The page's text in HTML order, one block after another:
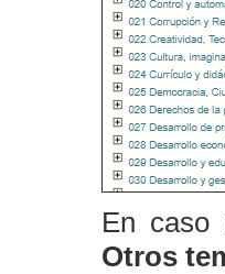
En caso
Otros